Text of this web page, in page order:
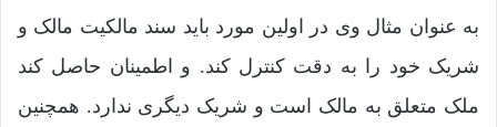
به عنوان مثال وی در اولین مورد باید سند مالکیت مالک و
شریک خود را به دقت کنترل کند. و اطمینان حاصل کند
ملک متعلق به مالک است و شریک دیگری ندارد. همچنین